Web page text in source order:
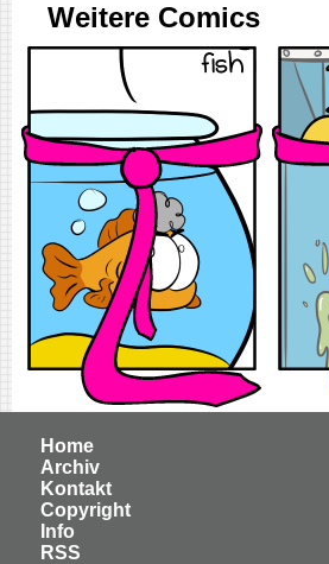
Weitere Comics
Home
Archiv
Kontakt
Copyright
Info
RSS